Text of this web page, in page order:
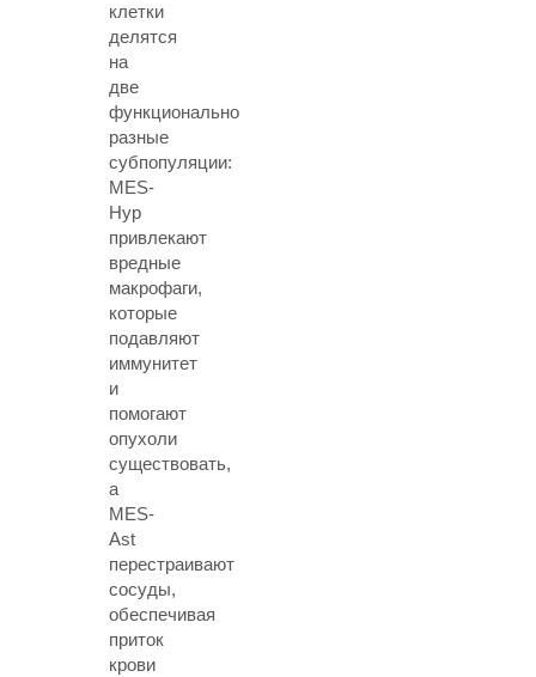
клетки
делятся
на
две
функционально
разные
субпопуляции:
МЕS-
Hyp
привлекают
вредные
макрофаги,
которые
подавляют
иммунитет
и
помогают
опухоли
существовать,
а
МЕS-
Ast
перестраивают
сосуды,
обеспечивая
приток
крови